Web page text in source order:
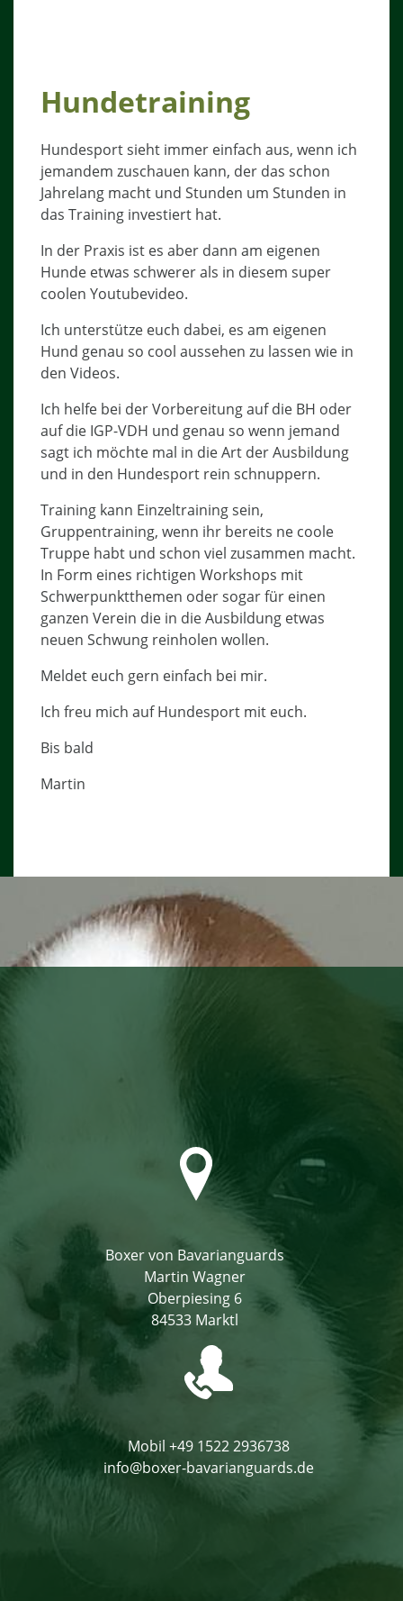
Hundetraining
Hundesport sieht immer einfach aus, wenn ich
jemandem zuschauen kann, der das schon
Jahrelang macht und Stunden um Stunden in
das Training investiert hat.
In der Praxis ist es aber dann am eigenen
Hunde etwas schwerer als in diesem super
coolen Youtubevideo.
Ich unterstütze euch dabei, es am eigenen
Hund genau so cool aussehen zu lassen wie in
den Videos.
Ich helfe bei der Vorbereitung auf die BH oder
auf die IGP-VDH und genau so wenn jemand
sagt ich möchte mal in die Art der Ausbildung
und in den Hundesport rein schnuppern.
Training kann Einzeltraining sein,
Gruppentraining, wenn ihr bereits ne coole
Truppe habt und schon viel zusammen macht.
In Form eines richtigen Workshops mit
Schwerpunktthemen oder sogar für einen
ganzen Verein die in die Ausbildung etwas
neuen Schwung reinholen wollen.
Meldet euch gern einfach bei mir.
Ich freu mich auf Hundesport mit euch.
Bis bald
Martin
Boxer von Bavarianguards
Martin Wagner
Oberpiesing 6
84533 Marktl
Mobil +49 1522 2936738
info@boxer-bavarianguards.de